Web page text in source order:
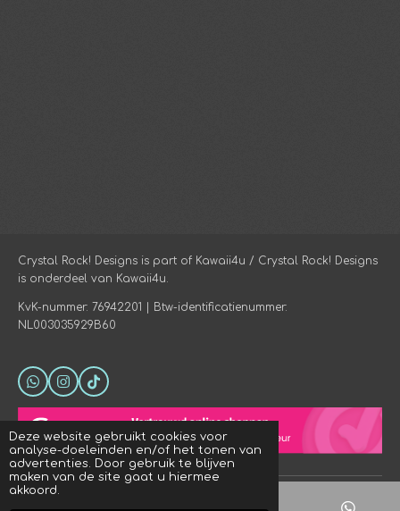
Deze website gebruikt cookies voor
analyse-doeleinden en/of het tonen van
advertenties. Door gebruik te blijven
maken van de site gaat u hiermee
akkoord.
Crystal Rock! Designs is part of Kawaii4u / Crystal Rock! Designs
is onderdeel van Kawaii4u.
KvK-nummer: 76942201 | Btw-identificatienummer:
NL003035929B60
W
h
s
A
p
p
I
n
a
g
r
a
T
i
o
k
© 2023 - 2026 Crystal Rock! Designs
Powered byJouwWeb